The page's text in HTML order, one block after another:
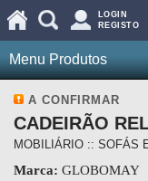
LOGIN
REGISTO
Menu Produtos
A CONFIRMAR
CADEIRÃO
MOBILIÁRIO :: SOFÁS
Marca: GLOBOMAY